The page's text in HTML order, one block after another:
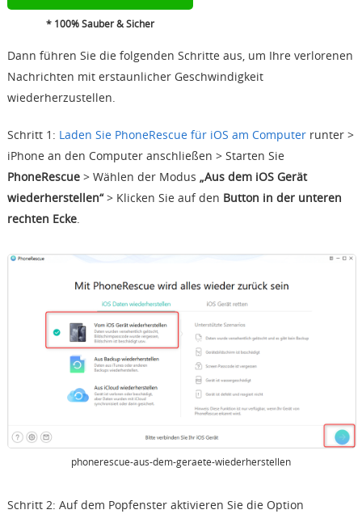
* 100% Sauber & Sicher
Dann führen Sie die folgenden Schritte aus, um Ihre verlorenen
Nachrichten mit erstaunlicher Geschwindigkeit
wiederherzustellen.
Schritt 1: Laden Sie PhoneRescue für iOS am Computerrunter>
iPhone an den Computer anschließen > Starten Sie
PhoneRescue> Wählen der Modus „Aus dem iOS Gerät
wiederherstellen“> Klicken Sie auf den Button in der unteren
rechten Ecke.
phonerescue-aus-dem-geraete-wiederherstellen
Schritt 2: Auf dem Popfenster aktivieren Sie die Option